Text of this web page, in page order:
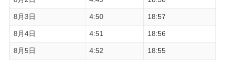
8月3日 4:50 18:57
8月4日 4:51 18:56
8月5日 4:52 18:55